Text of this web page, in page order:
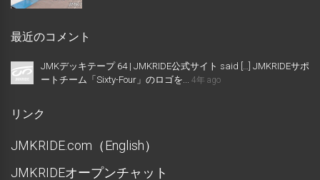
最近のコメント
JMKデッキテープ 64 | JMKRIDE公式サイト said […] JMKRIDEサポ
ートチーム「Sixty-Four」のロゴを...
4年 ago
リンク
JMKRIDE.com（English）
JMKRIDEオープンチャット